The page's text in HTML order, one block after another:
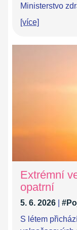
Ministerstvo
[více]
Extrémní
opatrní
5. 6. 2026
S létem